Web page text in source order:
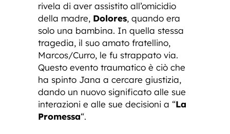
rivela di aver assistito all’omicidio
della madre, Dolores, quando era
solo una bambina. In quella stessa
tragedia, il suo amato fratellino,
Marcos/Curro, le fu strappato via.
Questo evento traumatico è ciò che
ha spinto Jana a cercare giustizia,
dando un nuovo significato alle sue
interazioni e alle sue decisioni a “La
Promessa“.